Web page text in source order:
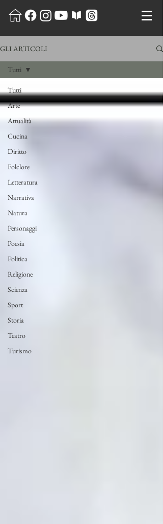
GLI ARTICOLI
Tutti
Arte
Attualità
Cucina
Diritto
Folclore
Letteratura
Narrativa
Natura
Personaggi
Poesia
Politica
Religione
Scienza
Sport
Storia
Teatro
Turismo
Tutti